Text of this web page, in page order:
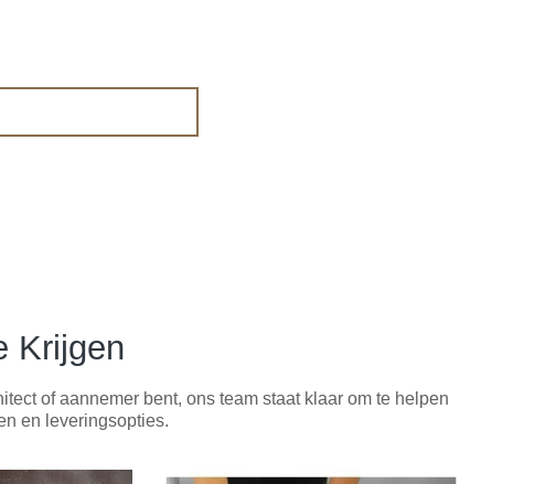
Krijgen
of aannemer bent, ons team staat klaar om te helpen
en leveringsopties.